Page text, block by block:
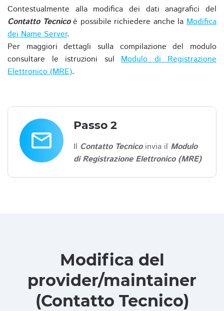
Contestualmente alla modifica dei dati anagrafici del
Contatto Tecnicoè possibile richiedere anche laModifica
dei Name Server.
Per maggiori dettagli sulla compilazione del modulo
consultare le istruzioni sul Modulo di Registrazione
Elettronico (MRE).
email
Passo 2
Il Contatto Tecnicoinvia il Modulo
di Registrazione Elettronico (MRE)
Modifica del
provider/maintainer
(Contatto Tecnico)